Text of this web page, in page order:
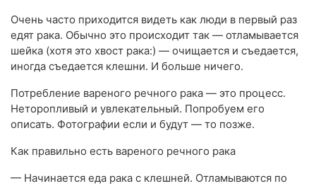
Очень часто приходится видеть как люди в первый раз
едят рака. Обычно это происходит так — отламывается
шейка (хотя это хвост рака:) — очищается и съедается,
иногда съедается клешни. И больше ничего.
Потребление вареного речного рака — это процесс.
Неторопливый и увлекательный. Попробуем его
описать. Фотографии если и будут — то позже.
Как правильно есть вареного речного рака
— Начинается еда рака с клешней. Отламываются по